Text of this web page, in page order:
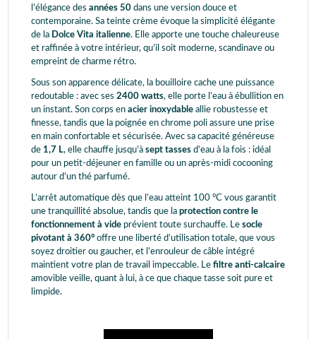
l’élégance des années 50 dans une version douce et
contemporaine. Sa teinte crème évoque la simplicité élégante
de la Dolce Vita italienne. Elle apporte une touche chaleureuse
et raffinée à votre intérieur, qu’il soit moderne, scandinave ou
empreint de charme rétro.
Sous son apparence délicate, la bouilloire cache une puissance
redoutable : avec ses 2400 watts, elle porte l’eau à ébullition en
un instant. Son corps en acier inoxydable allie robustesse et
finesse, tandis que la poignée en chrome poli assure une prise
en main confortable et sécurisée. Avec sa capacité généreuse
de 1,7 L, elle chauffe jusqu’à sept tasses d’eau à la fois : idéal
pour un petit-déjeuner en famille ou un après-midi cocooning
autour d’un thé parfumé.
L’arrêt automatique dès que l’eau atteint 100 °C vous garantit
une tranquillité absolue, tandis que la protection contre le
fonctionnement à vide prévient toute surchauffe. Le socle
pivotant à 360° offre une liberté d’utilisation totale, que vous
soyez droitier ou gaucher, et l’enrouleur de câble intégré
maintient votre plan de travail impeccable. Le filtre anti-calcaire
amovible veille, quant à lui, à ce que chaque tasse soit pure et
limpide.